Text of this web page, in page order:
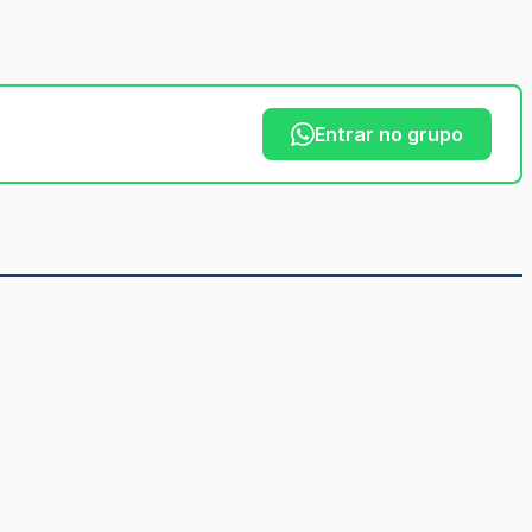
Entrar no grupo